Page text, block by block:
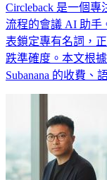
Circleback 是一個專
流程的會議 AI 助手
表鎖定專有名詞，
跌準確度。本文根
Subanana 的收費、